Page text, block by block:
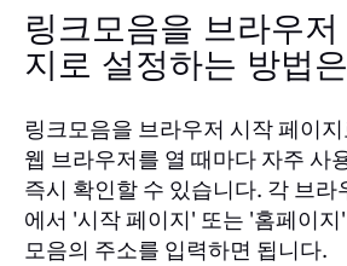
링크모음을 브라우저
지로 설정하는 방법
링크모음을 브라우저 시작 페이
웹 브라우저를 열 때마다 자주 사
즉시 확인할 수 있습니다. 각 브라
에서 '시작 페이지' 또는 '홈페이
모음의 주소를 입력하면 됩니다.